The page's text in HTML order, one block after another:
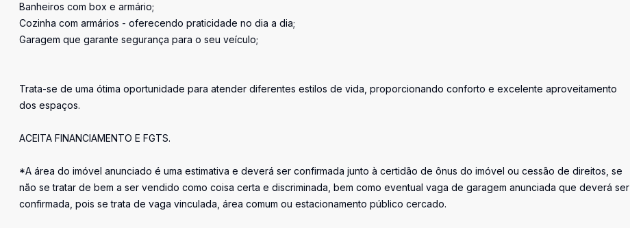
Banheiros com box e armário;
Cozinha com armários - oferecendo praticidade no dia a dia;
Garagem que garante segurança para o seu veículo;
Trata-se de uma ótima oportunidade para atender diferentes estilos de vida, proporcionando conforto e excelente aproveitamento
dos espaços.
ACEITA FINANCIAMENTO E FGTS.
*A área do imóvel anunciado é uma estimativa e deverá ser confirmada junto à certidão de ônus do imóvel ou cessão de direitos, se
não se tratar de bem a ser vendido como coisa certa e discriminada, bem como eventual vaga de garagem anunciada que deverá ser
confirmada, pois se trata de vaga vinculada, área comum ou estacionamento público cercado.